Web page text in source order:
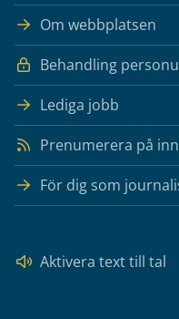
Om webbplatsen
Behandling
Lediga jobb
Prenumerera på
För dig som
Aktivera text till tal